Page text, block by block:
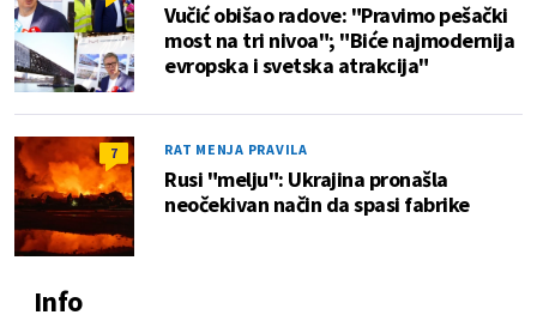
Vučić obišao radove: "Pravimo pešački
most na tri nivoa"; "Biće najmodernija
evropska i svetska atrakcija"
7 RAT MENJA PRAVILA
Rusi "melju": Ukrajina pronašla
neočekivan način da spasi fabrike
Info